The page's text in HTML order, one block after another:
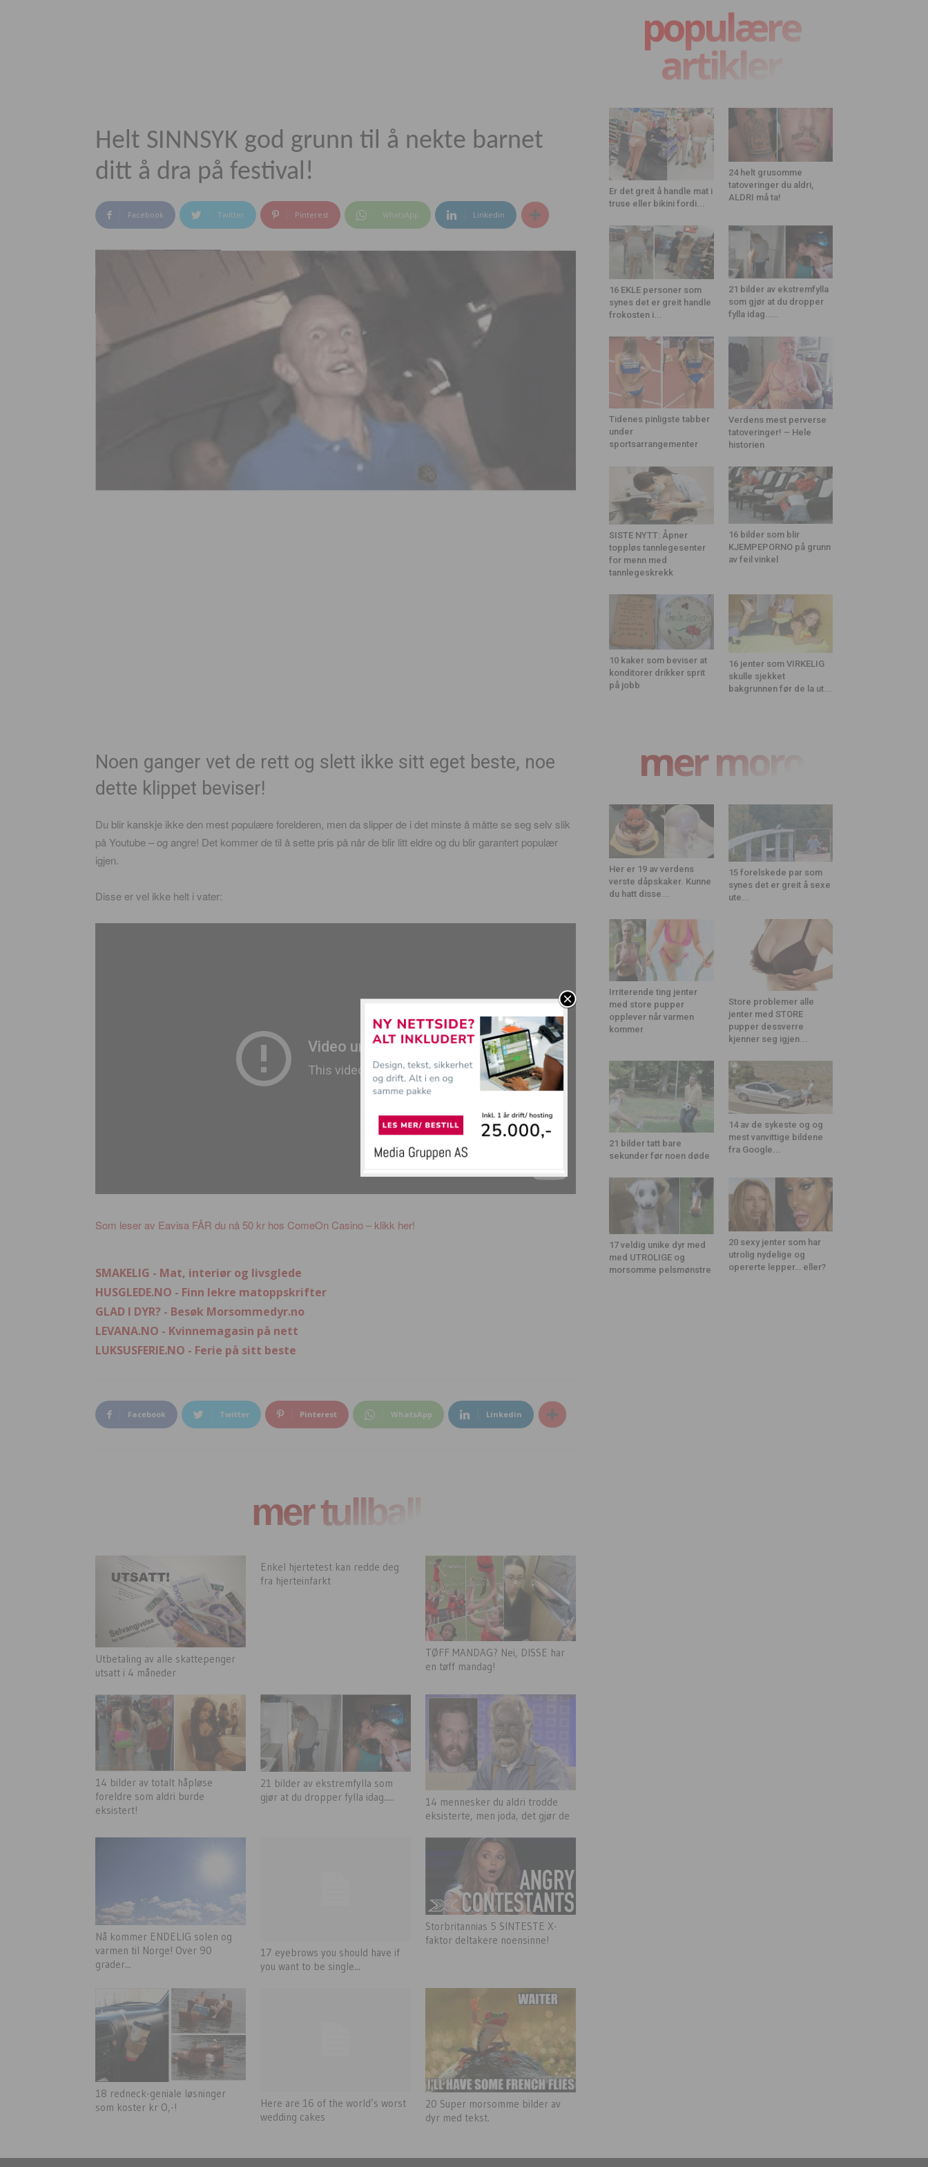
Helt SINNSYK god grunn til å nekte barnet
ditt å dra på festival!
Facebook Twitter Pinterest WhatsApp Linkedin
Noen ganger vet de rett og slett ikke sitt eget beste, noe
dette klippet beviser!
Du blir kanskje ikke den mest populære forelderen, men da slipper de i det minste å måtte se seg selv slik
på Youtube – og angre! Det kommer de til å sette pris på når de blir litt eldre og du blir garantert populær
igjen.
Disse er vel ikke helt i vater:
Som leser av Eavisa FÅR du nå 50 kr hos ComeOn Casino – klikk her!
SMAKELIG - Mat, interiør og livsglede
HUSGLEDE.NO - Finn lekre matoppskrifter
GLAD I DYR? - Besøk Morsommedyr.no
LEVANA.NO - Kvinnemagasin på nett
LUKSUSFERIE.NO - Ferie på sitt beste
Facebook Twitter Pinterest WhatsApp Linkedin
mer tullball
Utbetaling av alle skattepenger
utsatt i 4 måneder
Enkel hjertetest kan redde deg
fra hjerteinfarkt
TØFF MANDAG? Nei, DISSE har
en tøff mandag!
14 bilder av totalt håpløse
foreldre som aldri burde
eksistert!
21 bilder av ekstremfylla som
gjør at du dropper fylla idag.....
14 mennesker du aldri trodde
eksisterte, men joda, det gjør de
Nå kommer ENDELIG solen og
varmen til Norge! Over 90
grader...
17 eyebrows you should have if
you want to be single...
Storbritannias 5 SINTESTE X-
faktor deltakere noensinne!
18 redneck-geniale løsninger
som koster kr O,-!
Here are 16 of the world’s worst
wedding cakes
20 Super morsomme bilder av
dyr med tekst.
populære
artikler
Er det greit å handle mat i
truse eller bikini fordi...
24 helt grusomme
tatoveringer du aldri,
ALDRI må ta!
16 EKLE personer som
synes det er greit handle
frokosten i...
21 bilder av ekstremfylla
som gjør at du dropper
fylla idag.....
Tidenes pinligste tabber
under
sportsarrangementer
Verdens mest perverse
tatoveringer! – Hele
historien
SISTE NYTT: Åpner
toppløs tannlegesenter
for menn med
tannlegeskrekk
16 bilder som blir
KJEMPEPORNO på grunn
av feil vinkel
10 kaker som beviser at
konditorer drikker sprit
på jobb
16 jenter som VIRKELIG
skulle sjekket
bakgrunnen før de la ut...
mer moro
Her er 19 av verdens
verste dåpskaker. Kunne
du hatt disse...
15 forelskede par som
synes det er greit å sexe
ute...
Irriterende ting jenter
med store pupper
opplever når varmen
kommer
Store problemer alle
jenter med STORE
pupper dessverre
kjenner seg igjen...
21 bilder tatt bare
sekunder før noen døde
14 av de sykeste og og
mest vanvittige bildene
fra Google...
17 veldig unike dyr med
med UTROLIGE og
morsomme pelsmønstre
20 sexy jenter som har
utrolig nydelige og
opererte lepper… eller?